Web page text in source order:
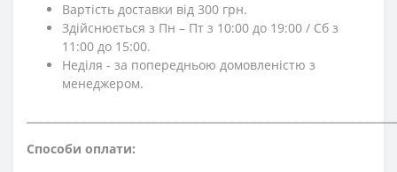
Вартість доставки від 300 грн.
Здійснюється з Пн – Пт з 10:00 до 19:00 / Сб з
11:00 до 15:00.
Неділя - за попередньою домовленістю з
менеджером.
Способи оплати: